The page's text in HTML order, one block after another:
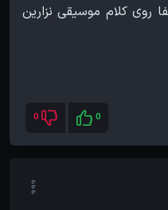
روی کلام موسیقی نزارین
0
0